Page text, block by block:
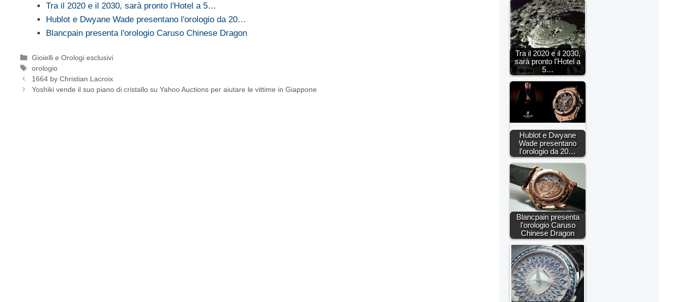
Tra il 2020 e il 2030, sarà pronto l'Hotel a 5…
Hublot e Dwyane Wade presentano l'orologio da 20…
Blancpain presenta l'orologio Caruso Chinese Dragon
Categorie
Gioielli e Orologi esclusivi
Tag
orologio
1664 by Christian Lacroix
Yoshiki vende il suo piano di cristallo su Yahoo Auctions per aiutare le vittime in Giappone
Tra il 2020 e il 2030,
sarà pronto l'Hotel a
5…
Hublot e Dwyane
Wade presentano
l'orologio da 20…
Blancpain presenta
l'orologio Caruso
Chinese Dragon